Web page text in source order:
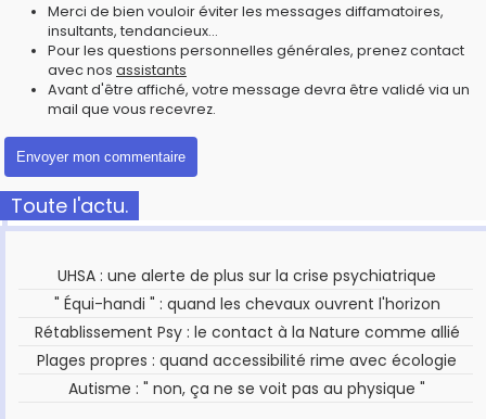
Merci de bien vouloir éviter les messages diffamatoires,
insultants, tendancieux...
Pour les questions personnelles générales, prenez contact
avec nos assistants
Avant d'être affiché, votre message devra être validé via un
mail que vous recevrez.
Toute l'actu.
UHSA : une alerte de plus sur la crise psychiatrique
" Équi-handi " : quand les chevaux ouvrent l'horizon
Rétablissement Psy : le contact à la Nature comme allié
Plages propres : quand accessibilité rime avec écologie
Autisme : " non, ça ne se voit pas au physique "